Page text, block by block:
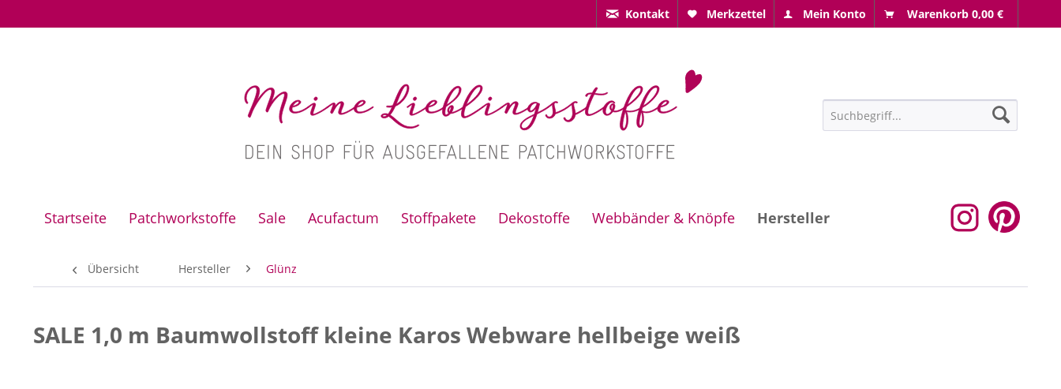
Kontakt Merkzettel Mein Konto Warenkorb 0,00 €
Startseite Patchworkstoffe Sale Acufactum Stoffpakete Dekostoffe Webbänder & Knöpfe Hersteller
Übersicht Hersteller Glünz
SALE 1,0 m Baumwollstoff kleine Karos Webware hellbeige weiß